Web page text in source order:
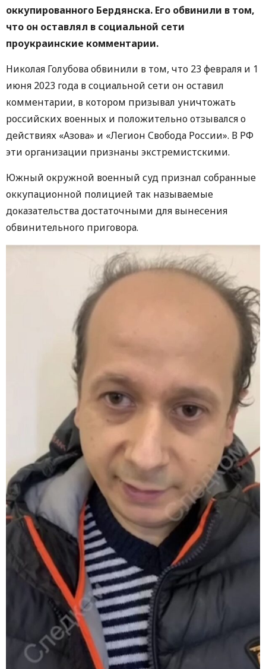
оккупированного Бердянска. Его обвинили в том,
что он оставлял в социальной сети
проукраинские комментарии.
Николая Голубова обвинили в том, что 23 февраля и 1
июня 2023 года в социальной сети он оставил
комментарии, в котором призывал уничтожать
российских военных и положительно отзывался о
действиях «Азова» и «Легион Свобода России». В РФ
эти организации признаны экстремистскими.
Южный окружной военный суд признал собранные
оккупационной полицией так называемые
доказательства достаточными для вынесения
обвинительного приговора.